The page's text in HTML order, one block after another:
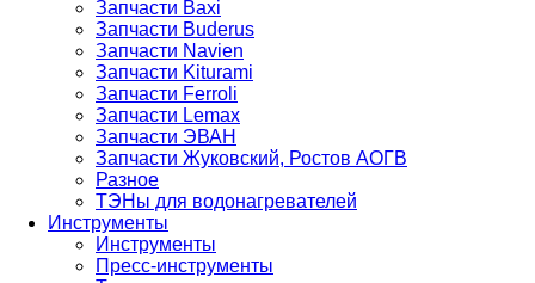
Запчасти Baxi
Запчасти Buderus
Запчасти Navien
Запчасти Kiturami
Запчасти Ferroli
Запчасти Lemax
Запчасти ЭВАН
Запчасти Жуковский, Ростов АОГВ
Разное
ТЭНы для водонагревателей
Инструменты
Инструменты
Пресс-инструменты